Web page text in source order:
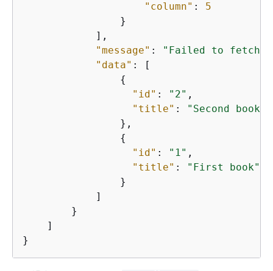
"column" : 5
                }
            ],
"message" :
"Failed to fetch
"data" : [
{
"id" : "2" ,
"title" :
"Second book"
                },
{
"id" : "1" ,
"title" :
"First book"
                }
            ]
        }
    ]
}